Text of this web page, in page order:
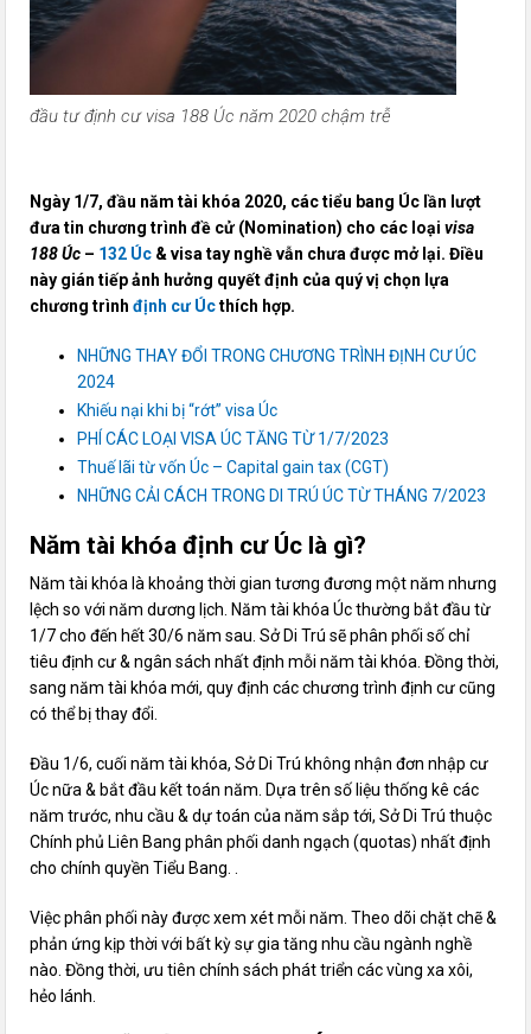
đầu tư định cư visa 188 Úc năm 2020 chậm trễ
Ngày 1/7, đầu năm tài khóa 2020, các tiểu bang Úc lần lượt
đưa tin chương trình đề cử (Nomination) cho các loạivisa
188 Úc – 132 Úc & visa tay nghề vẫn chưa được mở lại. Điều
này gián tiếp ảnh hưởng quyết định của quý vị chọn lựa
chương trìnhđịnh cư Úcthích hợp.
NHỮNG THAY ĐỔI TRONG CHƯƠNG TRÌNH ĐỊNH CƯ ÚC
2024
Khiếu nại khi bị “rớt” visa Úc
PHÍ CÁC LOẠI VISA ÚC TĂNG TỪ 1/7/2023
Thuế lãi từ vốn Úc – Capital gain tax (CGT)
NHỮNG CẢI CÁCH TRONG DI TRÚ ÚC TỪ THÁNG 7/2023
Năm tài khóa định cư Úc là gì?
Năm tài khóa là khoảng thời gian tương đương một năm nhưng
lệch so với năm dương lịch. Năm tài khóa Úc thường bắt đầu từ
1/7 cho đến hết 30/6 năm sau. Sở Di Trú sẽ phân phối số chỉ
tiêu định cư & ngân sách nhất định mỗi năm tài khóa. Đồng thời,
sang năm tài khóa mới, quy định các chương trình định cư cũng
có thể bị thay đổi.
Đầu 1/6, cuối năm tài khóa, Sở Di Trú không nhận đơn nhập cư
Úc nữa & bắt đầu kết toán năm. Dựa trên số liệu thống kê các
năm trước, nhu cầu & dự toán của năm sắp tới, Sở Di Trú thuộc
Chính phủ Liên Bang phân phối danh ngạch (quotas) nhất định
cho chính quyền Tiểu Bang. .
Việc phân phối này được xem xét mỗi năm. Theo dõi chặt chẽ &
phản ứng kịp thời với bất kỳ sự gia tăng nhu cầu ngành nghề
nào. Đồng thời, ưu tiên chính sách phát triển các vùng xa xôi,
hẻo lánh.